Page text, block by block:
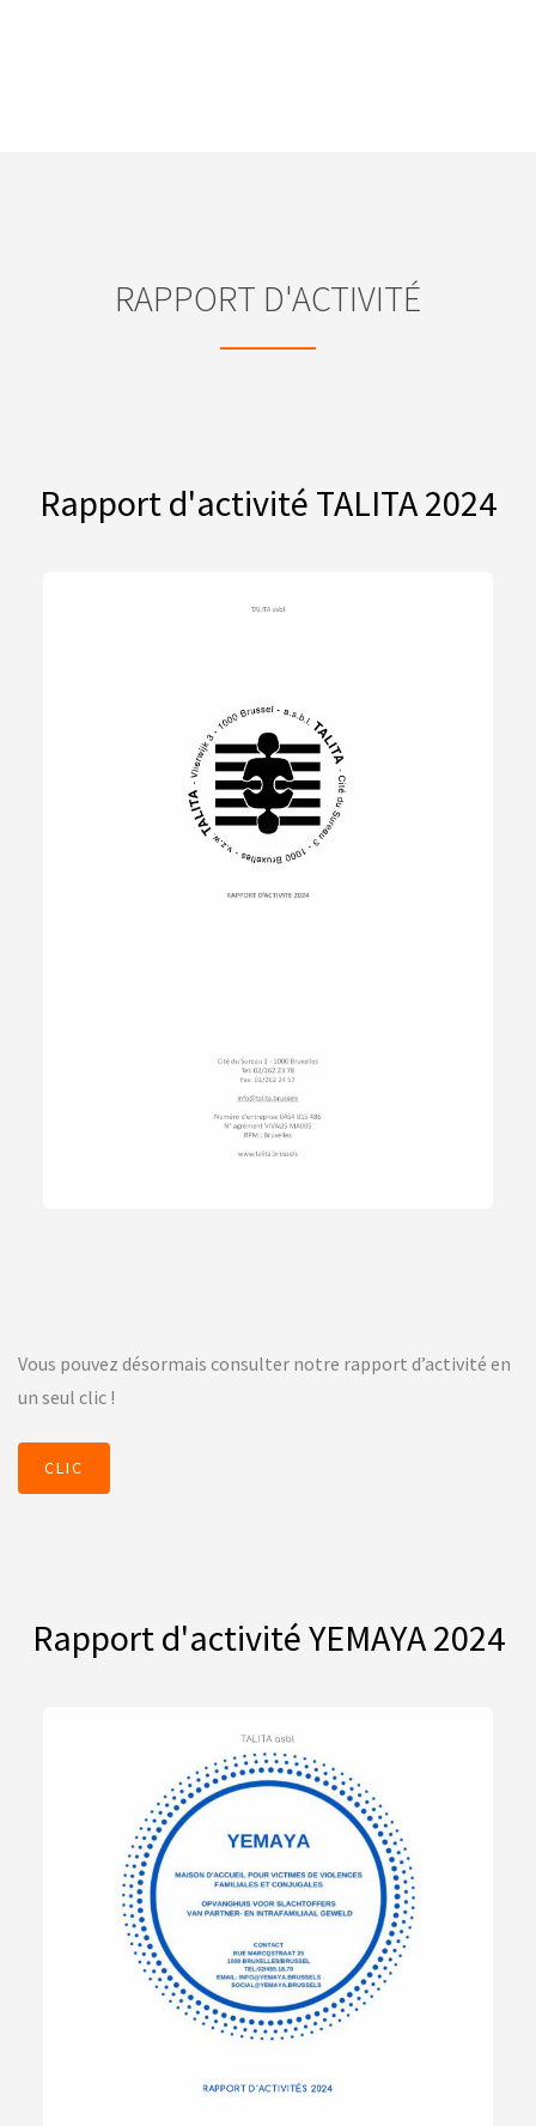
RAPPORT D'ACTIVITÉ
Rapport d'activité TALITA 2024
Vous pouvez désormais consulter notre rapport d’activité en
un seul clic !
CLIC
Rapport d'activité YEMAYA 2024